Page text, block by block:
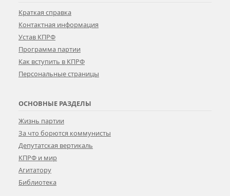
Краткая справка
Контактная информация
Устав КПРФ
Программа партии
Как вступить в КПРФ
Персональные страницы
ОСНОВНЫЕ РАЗДЕЛЫ
Жизнь партии
За что борются коммунисты
Депутатская вертикаль
КПРФ и мир
Агитатору
Библиотека